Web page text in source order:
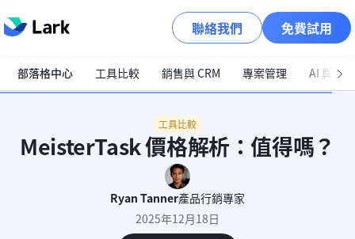
聯絡我們 免費試用
部落格中心 工具比較 銷售與 CRM 專案管理 AI 與自
工具比較
MeisterTask 價格解析：值得嗎？
Ryan Tanner產品行銷專家
2025年12月18日